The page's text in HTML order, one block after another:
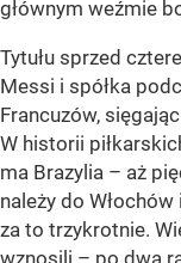
głównym weźmie
Tytułu sprzed
Messi i spółka
Francuzów,
W historii
ma Brazylia – aż
należy do
za to trzykrotnie.